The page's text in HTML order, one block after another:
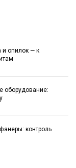
и опилок — к
оборудование:
контроль